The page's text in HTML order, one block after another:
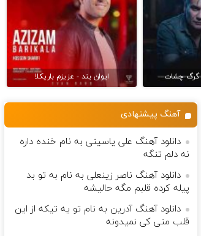
گرگ چشات ایوان بند - عزیزم باریکلا
آهنگ پیشنهادی
دانلود آهنگ علی یاسینی به نام خنده داره
نه دلم تنگه
دانلود آهنگ ناصر زینعلی به نام به تو بد
پیله کرده قلبم مگه حالیشه
دانلود آهنگ آدرین به نام تو یه تیکه از این
قلب منی کی نمیدونه